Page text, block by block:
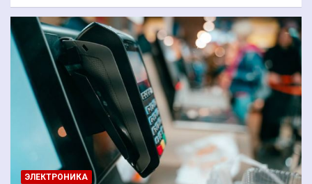
ЭЛЕКТРОНИКА